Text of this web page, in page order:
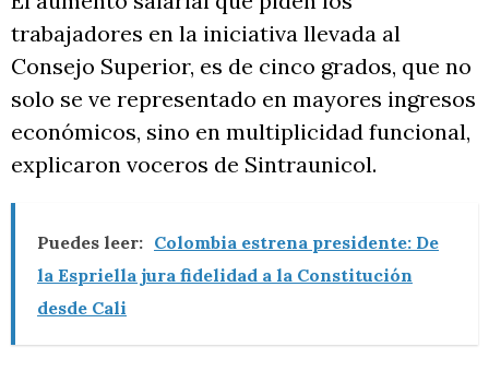
trabajadores en la iniciativa llevada al
Consejo Superior, es de cinco grados, que no
solo se ve representado en mayores ingresos
económicos, sino en multiplicidad funcional,
explicaron voceros de Sintraunicol.
Puedes leer: Colombia estrena presidente: De
la Espriella jura fidelidad a la Constitución
desde Cali